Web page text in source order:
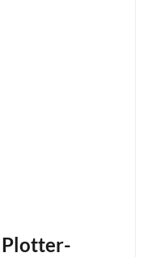
Plotter-